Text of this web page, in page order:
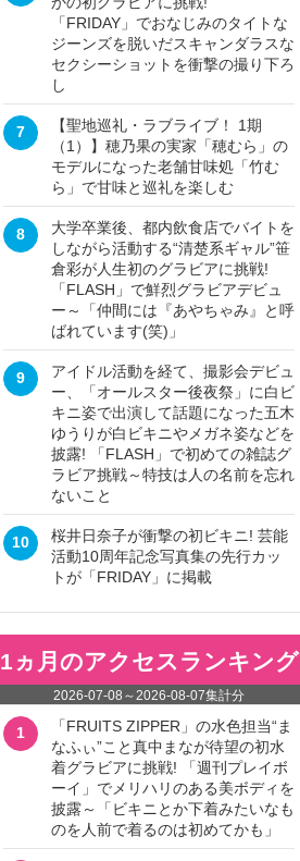
「FRIDAY」でおなじみのタイトな
ジーンズを脱いだスキャンダラスな
セクシーショットを衝撃の撮り下ろ
し
7
【聖地巡礼・ラブライブ！ 1期
（1）】穂乃果の実家「穂むら」の
モデルになった老舗甘味処「竹む
ら」で甘味と巡礼を楽しむ
8
大学卒業後、都内飲食店でバイトを
しながら活動する“清楚系ギャル”笹
倉彩が人生初のグラビアに挑戦!
「FLASH」で鮮烈グラビアデビュ
ー～「仲間には『あやちゃみ』と呼
ばれています(笑)」
9
アイドル活動を経て、撮影会デビュ
ー、「オールスター後夜祭」に白ビ
キニ姿で出演して話題になった五木
ゆうりが白ビキニやメガネ姿などを
披露! 「FLASH」で初めての雑誌グ
ラビア挑戦～特技は人の名前を忘れ
ないこと
10
桜井日奈子が衝撃の初ビキニ! 芸能
活動10周年記念写真集の先行カッ
トが「FRIDAY」に掲載
1ヵ月のアクセスランキング
2026-07-08 ～2026-08-07集計分
1
「FRUITS ZIPPER」の水色担当“ま
なふぃ”こと真中まなが待望の初水
着グラビアに挑戦! 「週刊プレイボ
ーイ」でメリハリのある美ボディを
披露～「ビキニとか下着みたいなも
のを人前で着るのは初めてかも」